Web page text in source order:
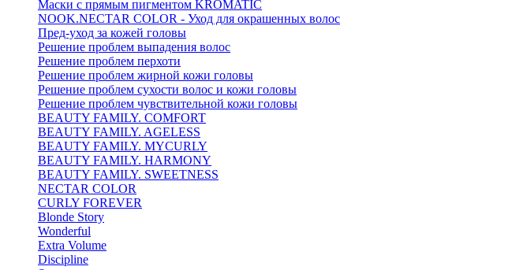
Маски с прямым пигментом KROMATIC
NOOK.NECTAR COLOR - Уход для окрашенных волос
Пред-уход за кожей головы
Решение проблем выпадения волос
Решение проблем перхоти
Решение проблем жирной кожи головы
Решение проблем сухости волос и кожи головы
Решение проблем чувствительной кожи головы
BEAUTY FAMILY. COMFORT
BEAUTY FAMILY. AGELESS
BEAUTY FAMILY. MYCURLY
BEAUTY FAMILY. HARMONY
BEAUTY FAMILY. SWEETNESS
NECTAR COLOR
CURLY FOREVER
Blonde Story
Wonderful
Extra Volume
Discipline